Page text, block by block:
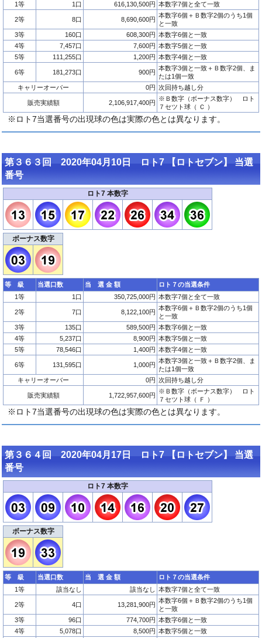
1等
1口 616,130,500円 本数字7個と全て一致
2等 8口 8,690,600円
本数字6個＋Ｂ数字2個のうち1個
と一致
3等
160口 608,300円 本数字6個と一致
4等
7,457口 7,600円 本数字5個と一致
5等
111,255口 1,200円 本数字4個と一致
6等 181,273口 900円
本数字3個と一致＋Ｂ数字2個、ま
たは1個一致
キャリーオーバー
0円 次回持ち越し分
販売実績額 2,106,917,400円
※Ｂ数字（ボーナス数字） ロト
７セツト球（ Ｃ ）
※ロト7当選番号の出現球の色は実際の色とは異なります。
第３６３回 2020年04月10日 ロト7 【ロトセブン】 当選
番号
ロト7 本数字
ボーナス数字
等 級 当選口数 当 選 金 額
ロト７の当選条件
1等
1口 350,725,000円 本数字7個と全て一致
2等 7口 8,122,100円
本数字6個＋Ｂ数字2個のうち1個
と一致
3等
135口 589,500円 本数字6個と一致
4等
5,237口 8,900円 本数字5個と一致
5等
78,546口 1,400円 本数字4個と一致
6等 131,595口 1,000円
本数字3個と一致＋Ｂ数字2個、ま
たは1個一致
キャリーオーバー
0円 次回持ち越し分
販売実績額 1,722,957,600円
※Ｂ数字（ボーナス数字） ロト
７セツト球（ Ｆ ）
※ロト7当選番号の出現球の色は実際の色とは異なります。
第３６４回 2020年04月17日 ロト7 【ロトセブン】 当選
番号
ロト7 本数字
ボーナス数字
等 級 当選口数 当 選 金 額
ロト７の当選条件
1等
該当なし 該当なし 本数字7個と全て一致
2等 4口 13,281,900円
本数字6個＋Ｂ数字2個のうち1個
と一致
3等
96口 774,700円 本数字6個と一致
4等
5,078口 8,500円 本数字5個と一致